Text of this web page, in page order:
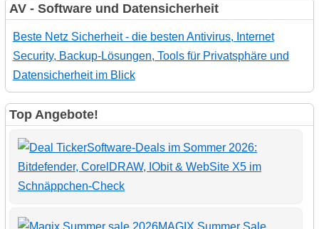
AV - Software und Datensicherheit
Beste Netz Sicherheit - die besten Antivirus, Internet
Security, Backup-Lösungen, Tools für Privatsphäre und
Datensicherheit im Blick
Top Angebote!
Software-Deals im Sommer 2026:
Bitdefender, CorelDRAW, IObit & WebSite X5 im
Schnäppchen-Check
MAGIX Summer Sale